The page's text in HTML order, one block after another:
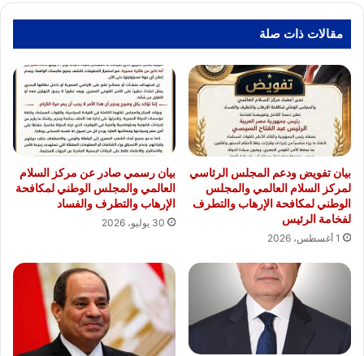
مقالات ذات صلة
بيان تفويض ودعم المجلس الرئاسي
لمركز السلام العالمي والمجلس
الوطني لمكافحة الإرهاب والتطرف
لفخامة الرئيس
1 أغسطس، 2026
بيان رسمي صادر عن مركز السلام
العالمي والمجلس الوطني لمكافحة
الإرهاب والتطرف والفساد
30 يوليو، 2026